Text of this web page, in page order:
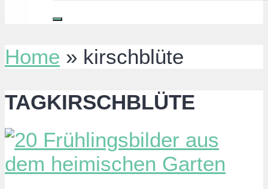
Home » kirschblüte
TAGKIRSCHBLÜTE